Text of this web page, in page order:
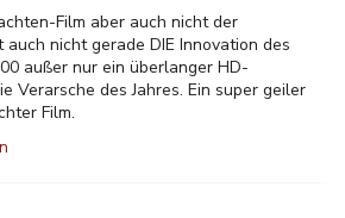
Film aber auch nicht der
nicht gerade DIE Innovation des
außer nur ein überlanger HD-
Verarsche des Jahres. Ein super geiler
Film.